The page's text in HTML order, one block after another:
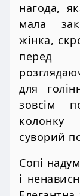
нагода,
мала
жінка,
перед
для
зовсім
колонку
суворий
Сопі
і